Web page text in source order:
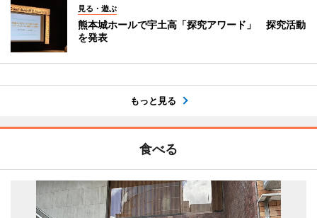
見る・遊ぶ
熊本城ホールで宇土高「探究アワード」 探究活動
を発表
もっと見る
食べる